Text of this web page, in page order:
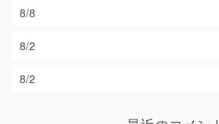
8/8
8/2
8/2